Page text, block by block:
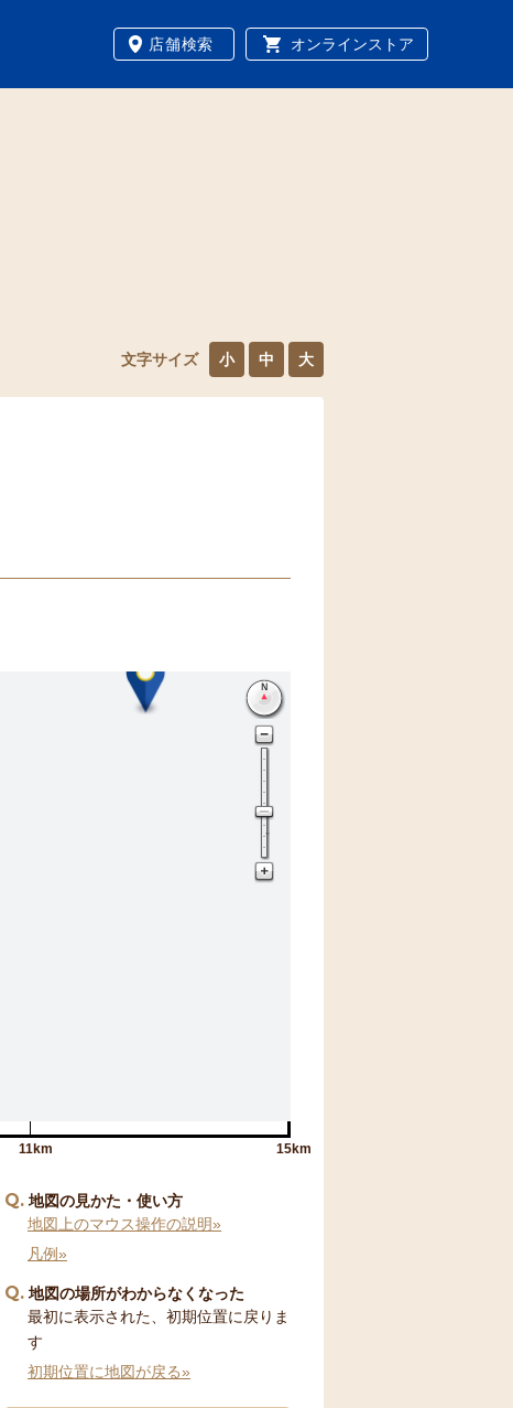
店舗検索 オンラインストア
文字サイズ 小 中 大
11km 15km
Q 地図の見かた・使い方
地図上のマウス操作の説明»
凡例»
Q 地図の場所がわからなくなった
最初に表示された、初期位置に戻りま
す
初期位置に地図が戻る»